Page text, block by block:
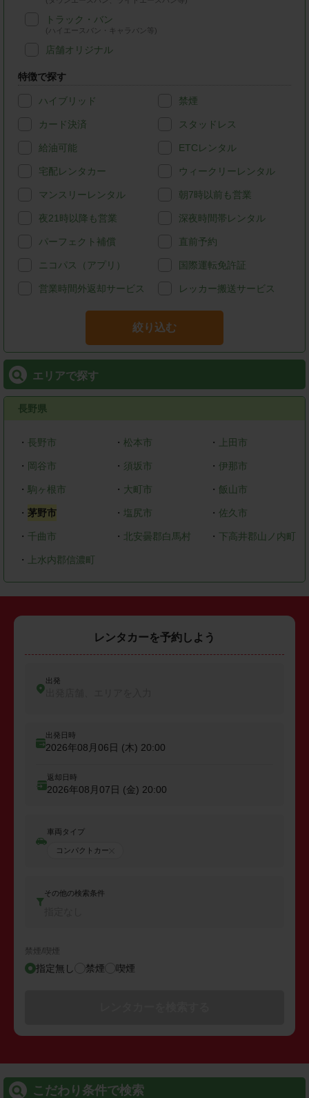
トラック・バン
(ハイエースバン・キャラバン等)
店舗オリジナル
特徴で探す
ハイブリッド 禁煙
カード決済 スタッドレス
給油可能 ETCレンタル
宅配レンタカー ウィークリーレンタル
マンスリーレンタル 朝7時以前も営業
夜21時以降も営業 深夜時間帯レンタル
パーフェクト補償 直前予約
ニコパス（アプリ） 国際運転免許証
営業時間外返却サービス レッカー搬送サービス
絞り込む
エリアで探す
長野県
・ 長野市 ・ 松本市 ・ 上田市
・ 岡谷市 ・ 須坂市 ・ 伊那市
・ 駒ヶ根市 ・ 大町市 ・ 飯山市
・ 茅野市 ・ 塩尻市 ・ 佐久市
・ 千曲市 ・ 北安曇郡白馬村 ・ 下高井郡山ノ内町
・ 上水内郡信濃町
レンタカーを予約しよう
出発
出発日時
2026年08月06日 (木) 20:00
返却日時
2026年08月07日 (金) 20:00
車両タイプ
コンパクトカー
その他の検索条件
禁煙/喫煙
指定無し 禁煙 喫煙
こだわり条件で検索